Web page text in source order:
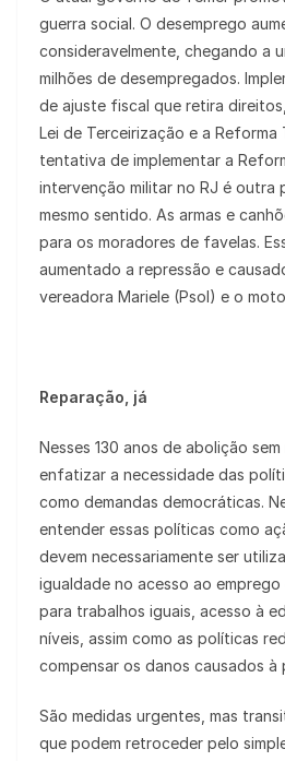
guerra social. O desemprego
consideravelmente, chegando a
milhões de desempregados.
de ajuste fiscal que retira
Lei de Terceirização e a Reforma
tentativa de implementar a
intervenção militar no RJ é outra
mesmo sentido. As armas e
para os moradores de favelas.
aumentado a repressão e
vereadora Mariele (Psol) e o
Reparação, já
Nesses 130 anos de abolição
enfatizar a necessidade das
como demandas democráticas.
entender essas políticas como
devem necessariamente ser
igualdade no acesso ao
para trabalhos iguais, acesso à
níveis, assim como as políticas
compensar os danos causados à
São medidas urgentes, mas
que podem retroceder pelo